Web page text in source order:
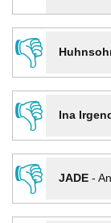
👎
👎
Ina
👎
JADE-